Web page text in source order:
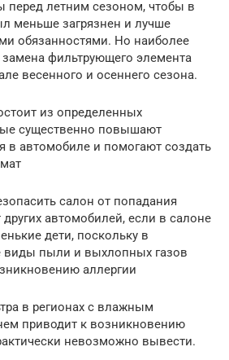
перед летним сезоном, чтобы в
меньше загрязнен и лучше
обязанностями. Но наиболее
фильтрующего элемента
весенного и осеннего сезона.
из определенных
существенно повышают
в автомобиле и помогают создать
салон от попадания
автомобилей, если в салоне
дети, поскольку в
пыли и выхлопных газов
аллергии
в регионах с влажным
приводит к возникновению
невозможно вывести.